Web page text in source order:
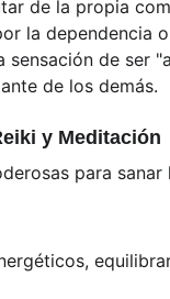
de la propia
la dependencia
de ser
de los demás.
y Meditación
para